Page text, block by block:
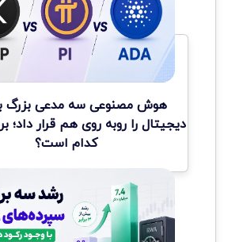
هوش مصنوعی سه مدعی بزرگ
دیجیتال را روبه روی هم قرار داد؛
کدام است؟